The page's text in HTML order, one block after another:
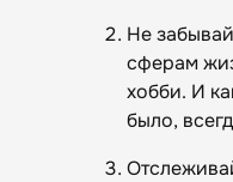
Не
сферам
хобби. И
было,